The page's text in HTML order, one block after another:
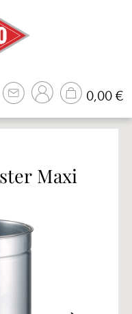
0,00 €
Maxi